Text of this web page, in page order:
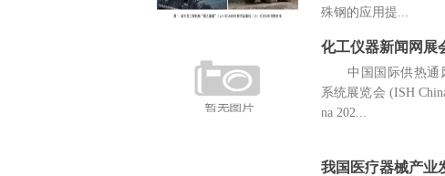
殊钢的应用提...
中国国际供热通
系统展览会 (ISH
na 202...
我国医疗器械产业